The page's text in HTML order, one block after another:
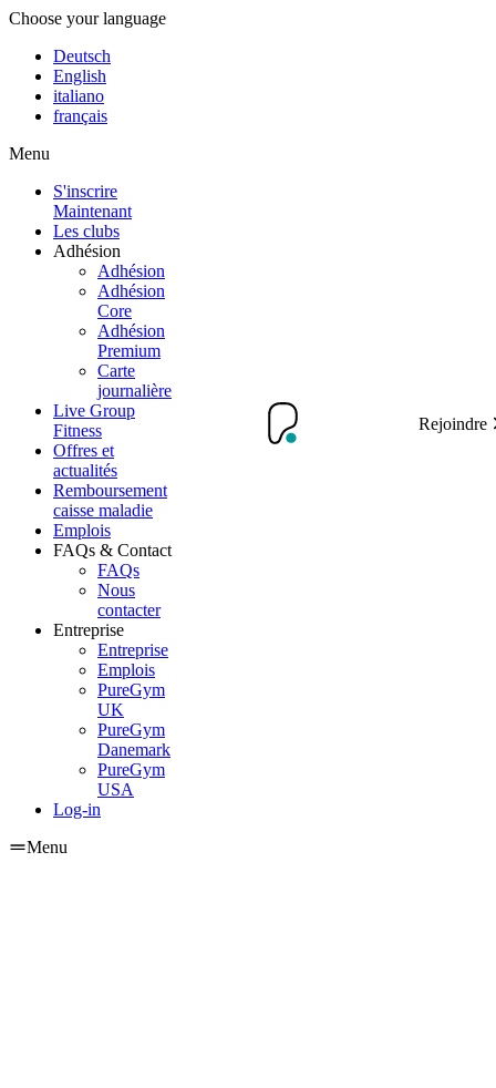
Choose your language
Deutsch
English
italiano
français
Menu
S'inscrire
Maintenant
Les clubs
Adhésion
Adhésion
Adhésion
Core
Adhésion
Premium
Carte
journalière
Live Group
Fitness
Offres et
actualités
Remboursement
caisse maladie
Emplois
FAQs & Contact
FAQs
Nous
contacter
Entreprise
Entreprise
Emplois
PureGym
UK
PureGym
Danemark
PureGym
USA
Log-in
Menu
Rejoindre